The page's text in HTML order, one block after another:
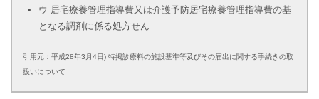
ウ 居宅療養管理指導費又は介護予防居宅療養管理指導費の基
となる調剤に係る処方せん
引用元：平成28年3月4日) 特掲診療料の施設基準等及びその届出に関する手続きの取
扱いについて